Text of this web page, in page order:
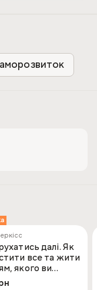
далі. Як
все та жити
якого ви